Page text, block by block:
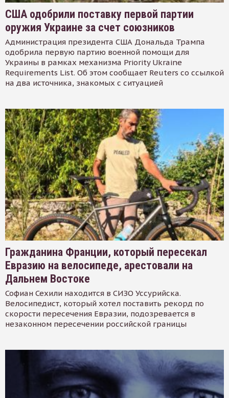
США одобрили поставку первой партии
оружия Украине за счет союзников
Администрация президента США Дональда Трампа
одобрила первую партию военной помощи для
Украины в рамках механизма Priority Ukraine
Requirements List. Об этом сообщает Reuters со ссылкой
на два источника, знакомых с ситуацией
Гражданина Франции, который пересекал
Евразию на велосипеде, арестовали на
Дальнем Востоке
Софиан Сехили находится в СИЗО Уссурийска.
Велосипедист, который хотел поставить рекорд по
скорости пересечения Евразии, подозревается в
незаконном пересечении российской границы